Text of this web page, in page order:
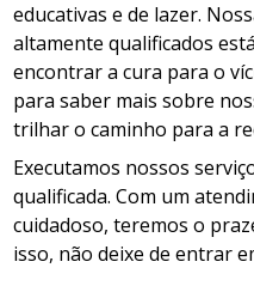
educativas e de lazer.
altamente qualificados
encontrar a cura para o
para saber mais sobre
trilhar o caminho para a
Executamos nossos
qualificada. Com um
cuidadoso, teremos o
isso, não deixe de entrar